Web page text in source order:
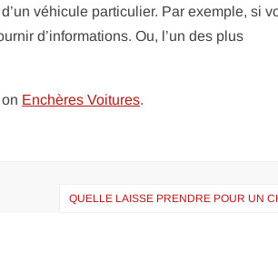
véhicule particulier. Par exemple, si
d’informations. Ou, l’un des plus
Enchères Voitures.
QUELLE LAISSE PRENDRE POUR UN